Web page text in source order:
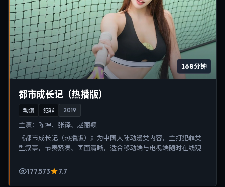
168分钟
都市成长记（热播版）
动漫 犯罪 2019
主演： 陈坤、张译、赵丽颖
《都市成长记（热播版）》为中国大陆动漫类内容，主打犯罪类
型叙事，节奏紧凑、画面清晰，适合移动端与电视端随时在线观
177,573
7.7